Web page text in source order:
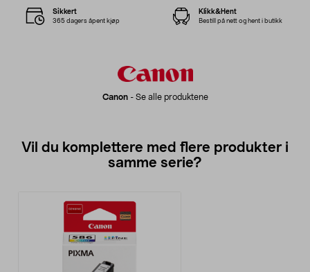
Canon- Se alle produktene
Sikkert
365 dagers åpent kjøp
Klikk&Hent
Bestill på nett og hent i butikk
Vil du komplettere med flere produkter i
samme serie?